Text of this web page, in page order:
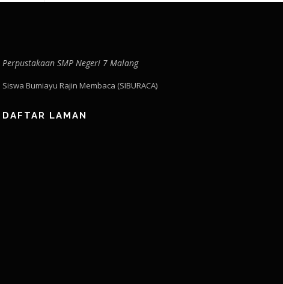
Perpustakaan SMP Negeri 7 Malang
Siswa Bumiayu Rajin Membaca (SIBURACA)
DAFTAR LAMAN